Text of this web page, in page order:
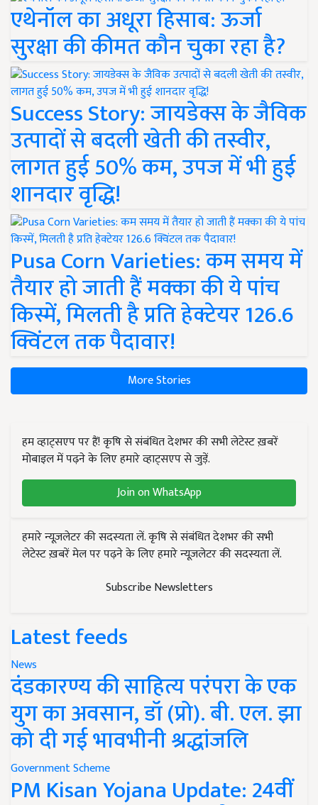
एथेनॉल का अधूरा हिसाब: ऊर्जा
सुरक्षा की कीमत कौन चुका रहा है?
Success Story: जायडेक्स के जैविक
उत्पादों से बदली खेती की तस्वीर,
लागत हुई 50% कम, उपज में भी हुई
शानदार वृद्धि!
Pusa Corn Varieties: कम समय में
तैयार हो जाती हैं मक्का की ये पांच
किस्में, मिलती है प्रति हेक्टेयर 126.6
क्विंटल तक पैदावार!
More Stories
हम व्हाट्सएप पर हैं! कृषि से संबंधित देशभर की सभी लेटेस्ट ख़बरें
मोबाइल में पढ़ने के लिए हमारे व्हाट्सएप से जुड़ें.
Join on WhatsApp
हमारे न्यूज़लेटर की सदस्यता लें. कृषि से संबंधित देशभर की सभी
लेटेस्ट ख़बरें मेल पर पढ़ने के लिए हमारे न्यूज़लेटर की सदस्यता लें.
Subscribe Newsletters
Latest feeds
News
दंडकारण्य की साहित्य परंपरा के एक
युग का अवसान, डॉ (प्रो). बी. एल. झा
को दी गई भावभीनी श्रद्धांजलि
Government Scheme
PM Kisan Yojana Update: 24वीं